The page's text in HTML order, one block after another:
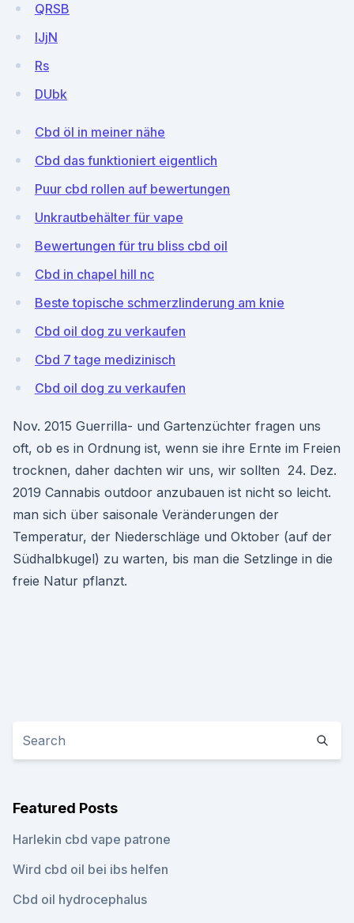
QRSB
lJjN
Rs
DUbk
Cbd öl in meiner nähe
Cbd das funktioniert eigentlich
Puur cbd rollen auf bewertungen
Unkrautbehälter für vape
Bewertungen für tru bliss cbd oil
Cbd in chapel hill nc
Beste topische schmerzlinderung am knie
Cbd oil dog zu verkaufen
Cbd 7 tage medizinisch
Cbd oil dog zu verkaufen
Nov. 2015 Guerrilla- und Gartenzüchter fragen uns
oft, ob es in Ordnung ist, wenn sie ihre Ernte im Freien
trocknen, daher dachten wir uns, wir sollten 24. Dez.
2019 Cannabis outdoor anzubauen ist nicht so leicht.
man sich über saisonale Veränderungen der
Temperatur, der Niederschläge und Oktober (auf der
Südhalbkugel) zu warten, bis man die Setzlinge in die
freie Natur pflanzt.
Featured Posts
Harlekin cbd vape patrone
Wird cbd oil bei ibs helfen
Cbd oil hydrocephalus